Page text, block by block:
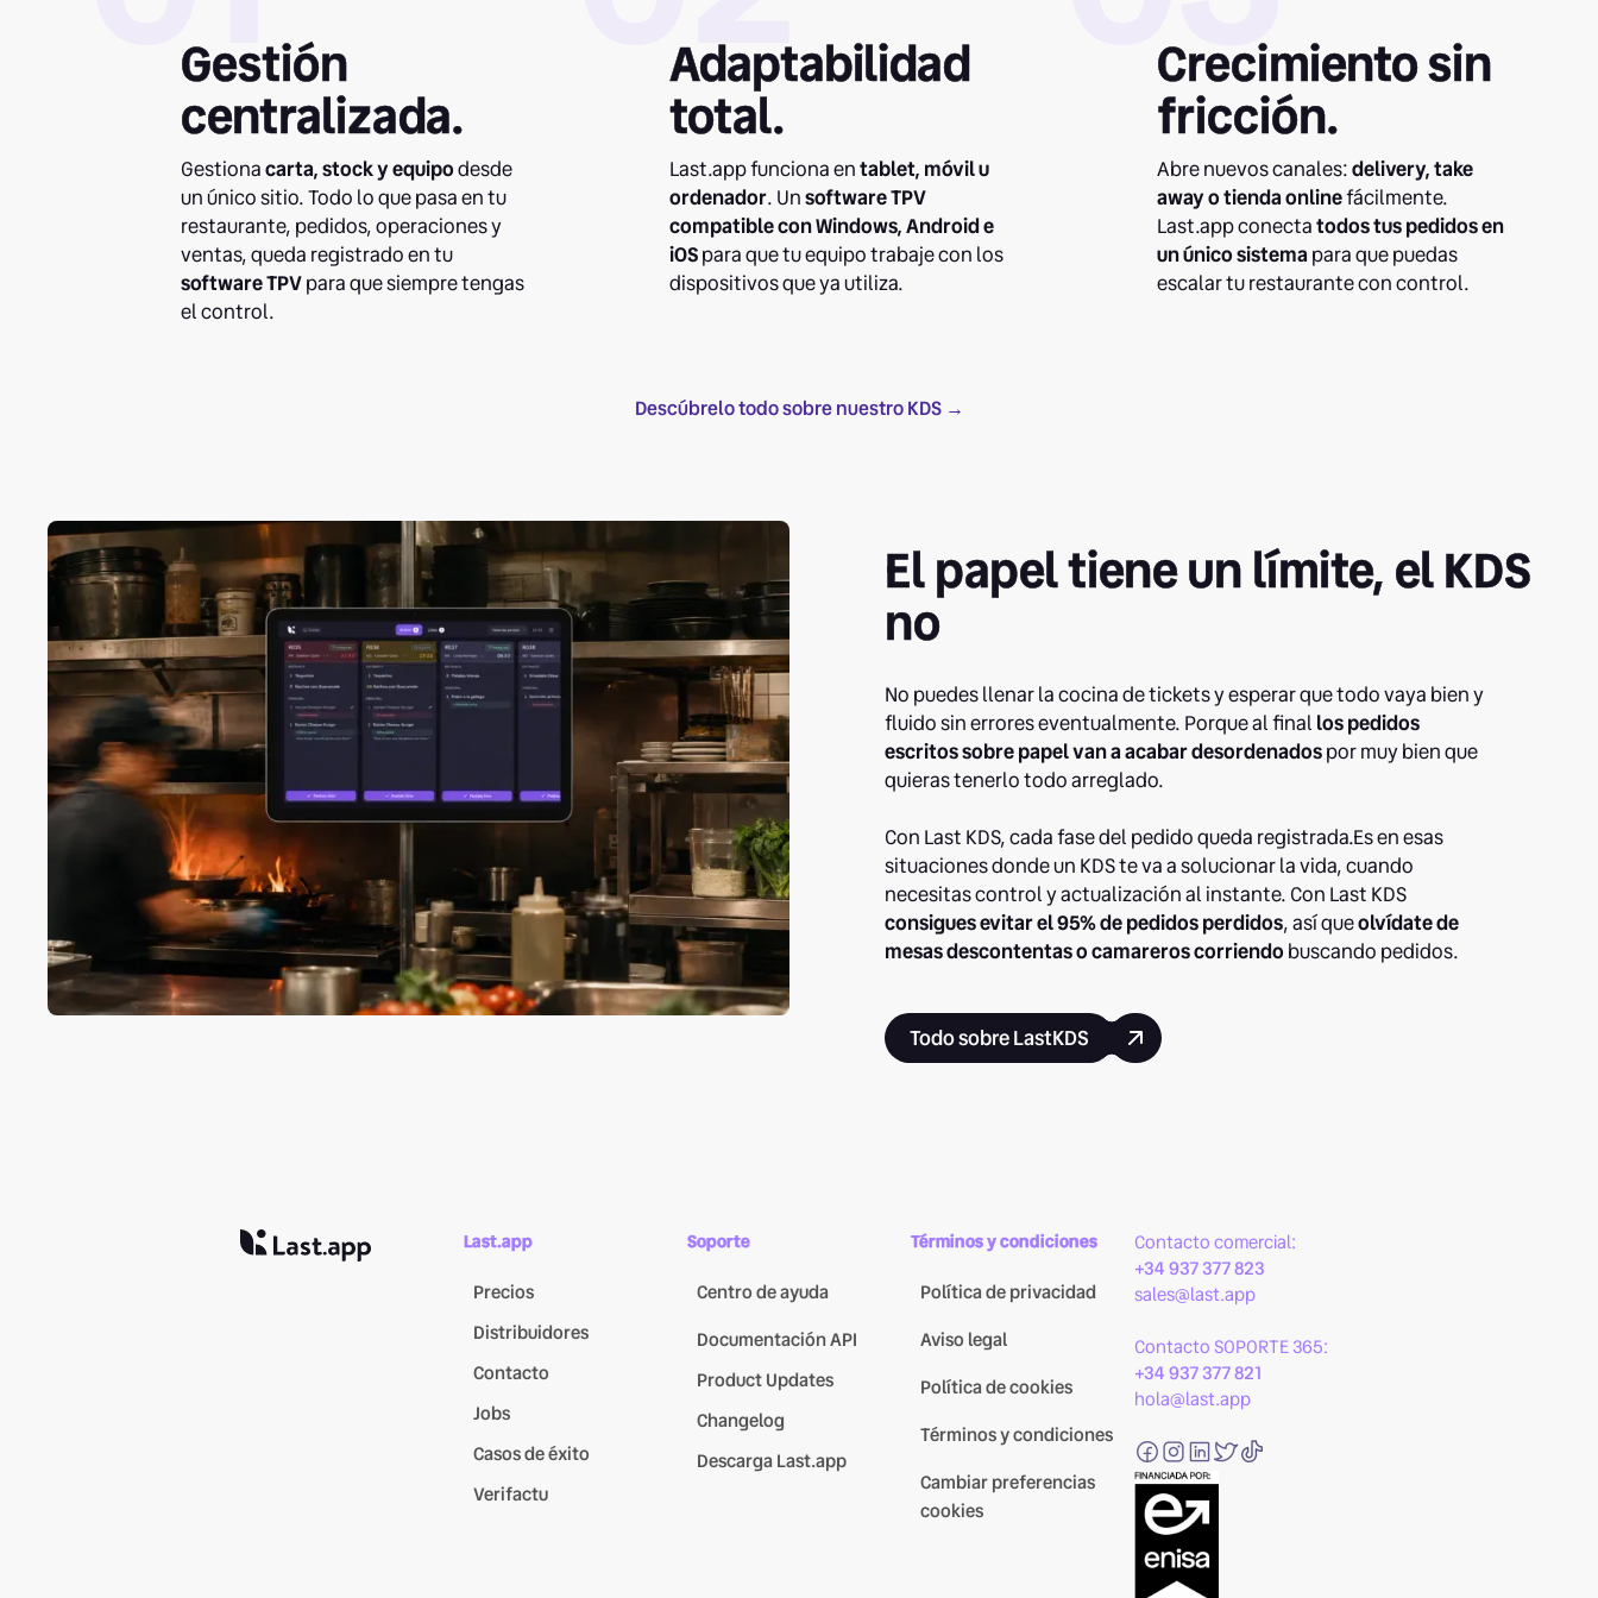
Gestión
centralizada.
Gestionacarta,stock y equipodesde
un único sitio. Todo lo que pasa en tu
restaurante, pedidos, operaciones y
ventas, queda registrado en tu
software TPVpara que siempre tengas
el control.
Adaptabilidad
total.
Last.app funciona entablet, móvil u
ordenador. Unsoftware TPV
compatible con Windows, Android e
iOSpara que tu equipo trabaje con los
dispositivos que ya utiliza.
Crecimiento sin
fricción.
Abre nuevos canales:delivery, take
away o tienda onlinefácilmente.
Last.app conectatodos tuspedidos en
un único sistema para que puedas
escalar tu restaurante con control.
Descúbrelo todo sobre nuestro KDS →
El papel tiene un límite, el KDS
no
No puedes llenar la cocina de tickets y esperar que todo vaya bien y
fluido sin errores eventualmente. Porque al final los pedidos
escritos sobre papel van a acabar desordenadospor muy bien que
quieras tenerlo todo arreglado.
Con Last KDS, cada fase del pedido queda registrada.Es en esas
situaciones donde un KDS te va a solucionar la vida, cuando
necesitas control y actualización al instante. Con Last KDS
consigues evitar el 95% de pedidos perdidos, así queolvídate de
mesas descontentas o camareros corriendo buscando pedidos.
Todo sobre LastKDS
Last.app
Precios
Distribuidores
Contacto
Jobs
Casos de éxito
Verifactu
Soporte
Centro de ayuda
Documentación API
Product Updates
Changelog
Descarga Last.app
Términos y condiciones
Política de privacidad
Aviso legal
Política de cookies
Términos y condiciones
Cambiar preferencias
cookies
Contacto comercial:
+34 937 377 823
sales@last.app
Contacto SOPORTE 365:
+34 937 377 821
hola@last.app